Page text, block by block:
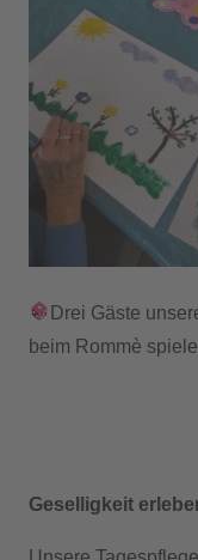
Drei Gäste
beim Rommè
Geselligkeit